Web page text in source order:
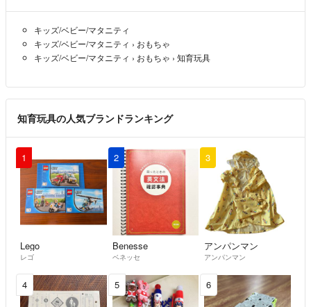
どちらの商品も大切に保管させて頂いてますがお店で購入するような完
品を求める方、神経質な方、クレーマー体質の方は他の方からご購入を
お願い致します。
いかなる理由でもキャンセル、返品は受け付けません。
キッズ/ベビー/マタニティ
キッズ/ベビー/マタニティ › おもちゃ
キッズ/ベビー/マタニティ › おもちゃ › 知育玩具
知育玩具の人気ブランドランキング
1
Lego
レゴ
2
Benesse
ベネッセ
3
アンパンマン
アンパンマン
4 5 6